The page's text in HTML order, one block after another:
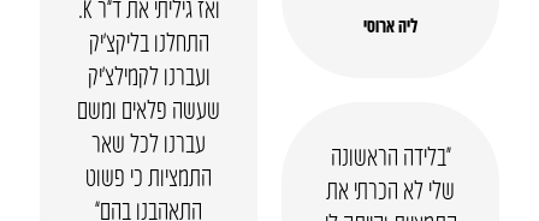
ליה ארוסי
ואז גיליתי את ד”ר K.
התחלנו בליקצ’יק
ועברנו לקמילצ’יק
שעשה פלאים ומשם
עברנו לכל שאר
התמציות כי פשוט
התאהבנו בהם”
“בלידה הראשונה
שלי לא הכרתי את